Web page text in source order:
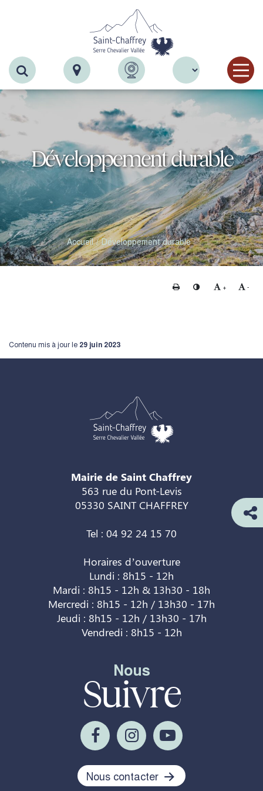
Recherche
Développement durable
Accueil Développement durable
Imprimer Changer le contraste
+ Agrandir le
-
Contenu mis à jour le 29 juin 2023
Mairie de Saint Chaffrey
563 rue du Pont-Levis
05330 SAINT CHAFFREY
Tel : 04 92 24 15 70
Horaires d’ouverture
Lundi : 8h15 - 12h
Mardi : 8h15 - 12h & 13h30 - 18h
Mercredi : 8h15 - 12h / 13h30 - 17h
Jeudi : 8h15 - 12h / 13h30 - 17h
Vendredi : 8h15 - 12h
Nous
Suivre
Nous contacter